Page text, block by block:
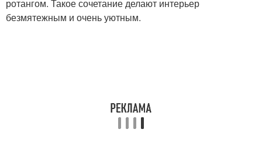
ротангом. Такое сочетание делают интерьер
безмятежным и очень уютным.